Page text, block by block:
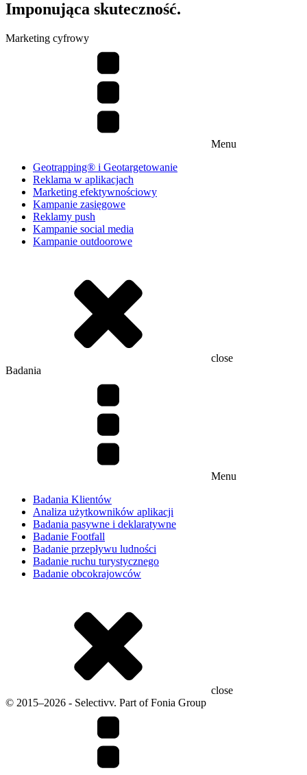
Imponująca skuteczność.
Marketing cyfrowy
Menu
Geotrapping® i Geotargetowanie
Reklama w aplikacjach
Marketing efektywnościowy
Kampanie zasięgowe
Reklamy push
Kampanie social media
Kampanie outdoorowe
close
Badania
Menu
Badania Klientów
Analiza użytkowników aplikacji
Badania pasywne i deklaratywne
Badanie Footfall
Badanie przepływu ludności
Badanie ruchu turystycznego
Badanie obcokrajowców
close
© 2015–2026 - Selectivv. Part of Fonia Group